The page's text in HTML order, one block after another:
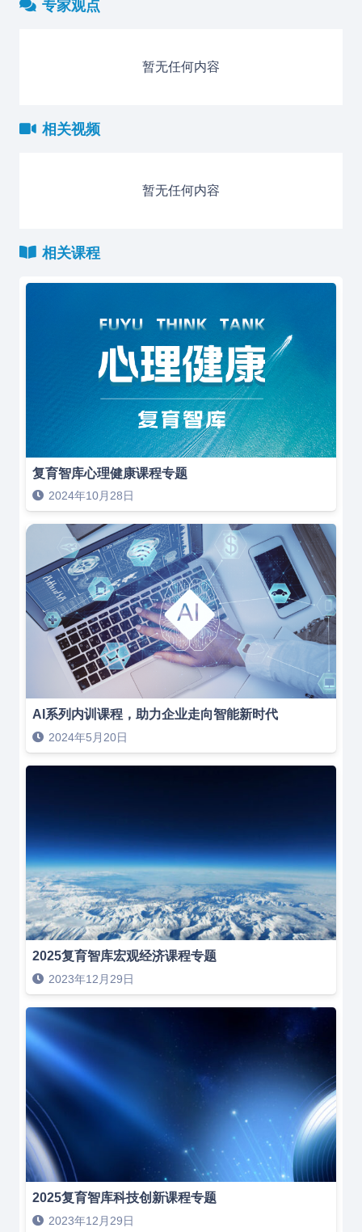
专家观点
暂无任何内容
相关视频
暂无任何内容
相关课程
复育智库心理健康课程专题
2024年10月28日
AI系列内训课程，助力企业走向智能新时代
2024年5月20日
2025复育智库宏观经济课程专题
2023年12月29日
2025复育智库科技创新课程专题
2023年12月29日